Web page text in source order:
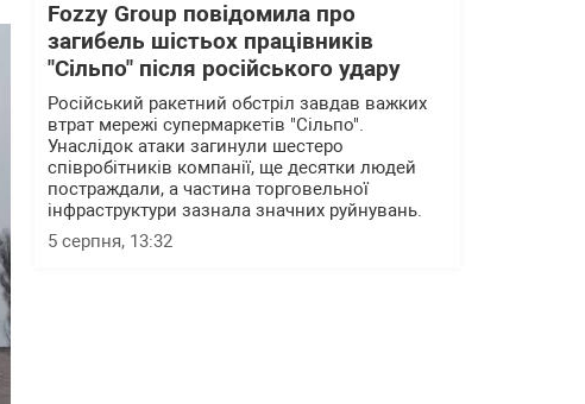
Fozzy Group повідомила про
загибель шістьох працівників
"Сільпо" після російського удару
Російський ракетний обстріл завдав важких
втрат мережі супермаркетів "Сільпо".
Унаслідок атаки загинули шестеро
співробітників компанії, ще десятки людей
постраждали, а частина торговельної
інфраструктури зазнала значних руйнувань.
5 серпня, 13:32